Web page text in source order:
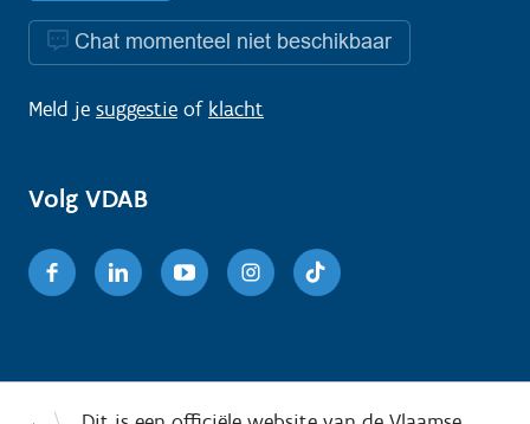
Chat momenteel niet beschikbaar
Meld je suggestie of klacht
Volg VDAB
FacebookLinkedinYoutubeInstagram